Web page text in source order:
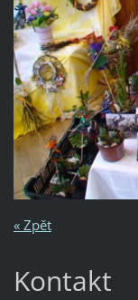
« Zpět
Kontakt